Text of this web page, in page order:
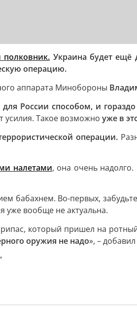
полковник. Украина будет ещё
операцию.
аппарата Минобороны
России способом, и
усилия. Такое возможно уже в
операции.
налетами, она очень
бабахнем. Во-первых,
уже вообще не актуальна.
который пришел на
оружия не надо», –